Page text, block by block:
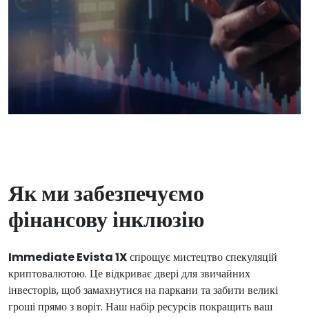
Як ми забезпечуємо
фінансову інклюзію
Immediate Evista 1Xспрощує мистецтво спекуляцій
криптовалютою. Це відкриває двері для звичайних
інвесторів, щоб замахнутися на паркани та забити великі
гроші прямо з воріт. Наш набір ресурсів покращить ваш